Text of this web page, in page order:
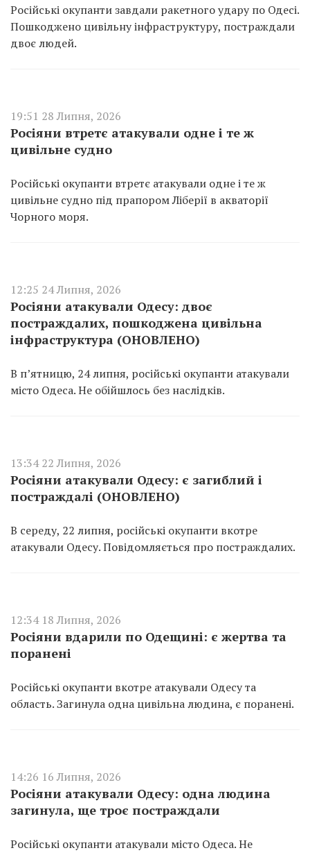
Російські окупанти завдали ракетного удару по Одесі.
Пошкоджено цивільну інфраструктуру, постраждали
двоє людей.
19:51 28 Липня, 2026
Росіяни втретє атакували одне і те ж
цивільне судно
Російські окупанти втретє атакували одне і те ж
цивільне судно під прапором Ліберії в акваторії
Чорного моря.
12:25 24 Липня, 2026
Росіяни атакували Одесу: двоє
постраждалих, пошкоджена цивільна
інфраструктура (ОНОВЛЕНО)
В п’ятницю, 24 липня, російські окупанти атакували
місто Одеса. Не обійшлось без наслідків.
13:34 22 Липня, 2026
Росіяни атакували Одесу: є загиблий і
постраждалі (ОНОВЛЕНО)
В середу, 22 липня, російські окупанти вкотре
атакували Одесу. Повідомляється про постраждалих.
12:34 18 Липня, 2026
Росіяни вдарили по Одещині: є жертва та
поранені
Російські окупанти вкотре атакували Одесу та
область. Загинула одна цивільна людина, є поранені.
14:26 16 Липня, 2026
Росіяни атакували Одесу: одна людина
загинула, ще троє постраждали
Російські окупанти атакували місто Одеса. Не